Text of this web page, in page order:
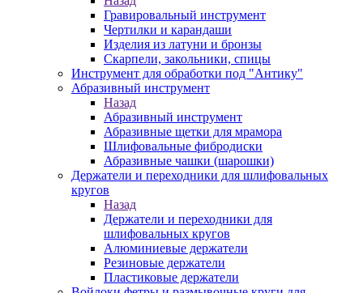
Гравировальный инструмент
Чертилки и карандаши
Изделия из латуни и бронзы
Скарпели, закольники, спицы
Инструмент для обработки под "Антику"
Абразивный инструмент
Назад
Абразивный инструмент
Абразивные щетки для мрамора
Шлифовальные фибродиски
Абразивные чашки (шарошки)
Держатели и переходники для шлифовальных
кругов
Назад
Держатели и переходники для
шлифовальных кругов
Алюминиевые держатели
Резиновые держатели
Пластиковые держатели